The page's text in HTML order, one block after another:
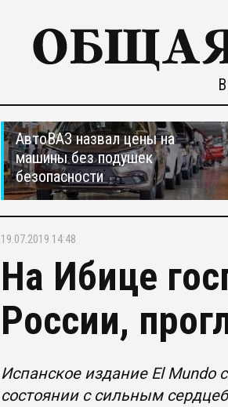
АвтоВАЗ назвал цены на
машины без подушек
безопасности
19.07.2019 14:48
На Ибице
России,
Испанское издание El Mundo
состоянии с сильным